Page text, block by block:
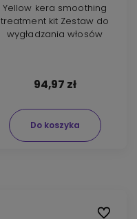
Yellow kera smoothing
treatment kit Zestaw do
wygładzania włosów
94,97 zł
Do koszyka
Do